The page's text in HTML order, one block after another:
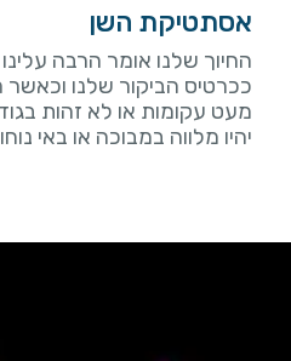
אסתטיקת השן
החיוך שלנו אומר הרבה
ככרטיס הביקור שלנו וכאשר
מעט עקומות או לא זהות
יהיו מלווה במבוכה או באי